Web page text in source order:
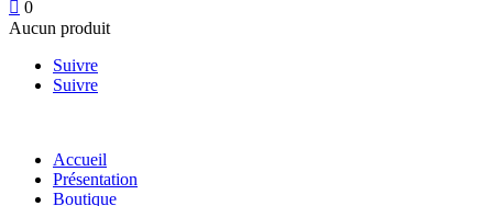
 0
Aucun produit
Suivre
Suivre
Accueil
Présentation
Boutique